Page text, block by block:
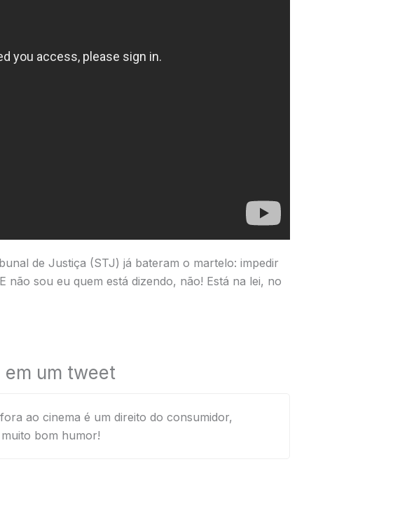
de Justiça (STJ) já bateram o martelo: impedir
sou eu quem está dizendo, não! Está na lei, no
em um tweet
ao cinema é um direito do consumidor,
bom humor!